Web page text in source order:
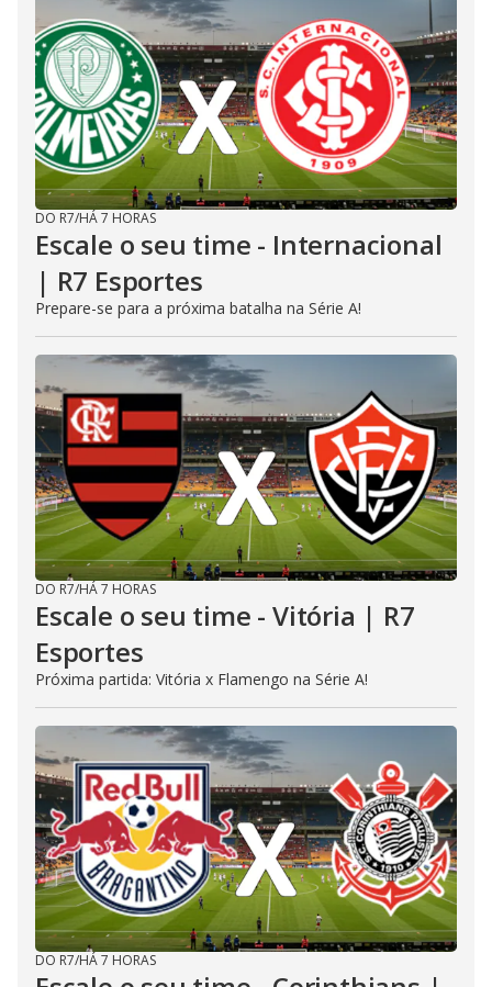
DO R7/HÁ 7 HORAS
Escale o seu time - Internacional
| R7 Esportes
Prepare-se para a próxima batalha na Série A!
DO R7/HÁ 7 HORAS
Escale o seu time - Vitória | R7
Esportes
Próxima partida: Vitória x Flamengo na Série A!
DO R7/HÁ 7 HORAS